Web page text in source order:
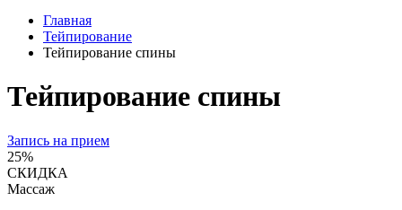
Главная
Тейпирование
Тейпирование спины
Тейпирование спины
Запись на прием
25%
СКИДКА
Массаж